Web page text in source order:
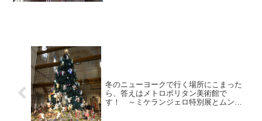
冬のニューヨークで行く場所にこまった
ら、答えはメトロポリタン美術館で
す！ ～ミケランジェロ特別展とムンク